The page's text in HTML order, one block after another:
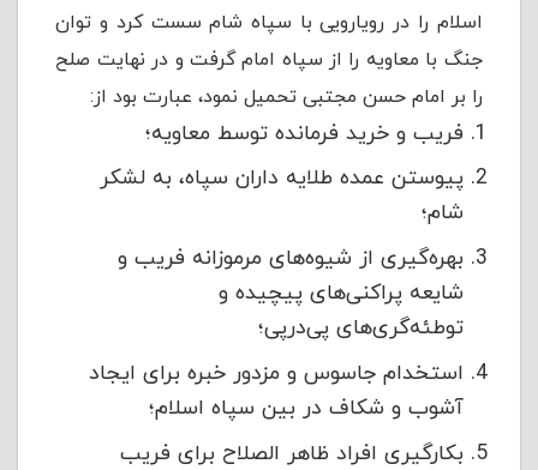
اسلام را در رویارویی با سپاه شام سست کرد و توان
جنگ با معاویه را از سپاه امام گرفت و در نهایت صلح
را بر امام حسن مجتبی تحمیل نمود، عبارت بود از:
فریب و خرید فرمانده توسط معاویه؛
پیوستن عمده طلایه داران سپاه، به لشکر
شام؛
بهره‌گیری از شیوه‌های مرموزانه فریب و
شایعه پراکنی‌های پیچیده و
توطئه‌گری‌های پی‌درپی؛
استخدام جاسوس و مزدور خبره برای ایجاد
آشوب و شکاف در بین سپاه اسلام؛
بکارگیری افراد ظاهر الصلاح برای فریب